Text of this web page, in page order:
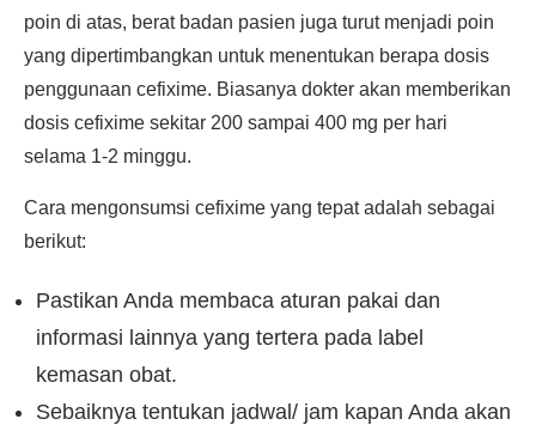
poin di atas, berat badan pasien juga turut menjadi poin
yang dipertimbangkan untuk menentukan berapa dosis
penggunaan cefixime. Biasanya dokter akan memberikan
dosis cefixime sekitar 200 sampai 400 mg per hari
selama 1-2 minggu.
Cara mengonsumsi cefixime yang tepat adalah sebagai
berikut:
Pastikan Anda membaca aturan pakai dan
informasi lainnya yang tertera pada label
kemasan obat.
Sebaiknya tentukan jadwal/ jam kapan Anda akan